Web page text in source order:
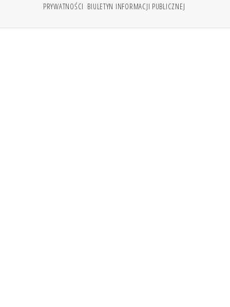
PRYWATNOŚCI BIULETYN INFORMACJI PUBLICZNEJ